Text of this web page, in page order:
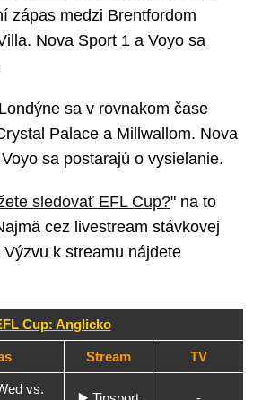
zápas medzi Brentfordom
Nova Sport 1 a Voyo sa
sa v rovnakom čase
Palace a Millwallom. Nova
sa postarajú o vysielanie.
sledovať EFL Cup?" na to
cez livestream stávkovej
k streamu nájdete
Cup: Anglicko
Stream TV
vs.